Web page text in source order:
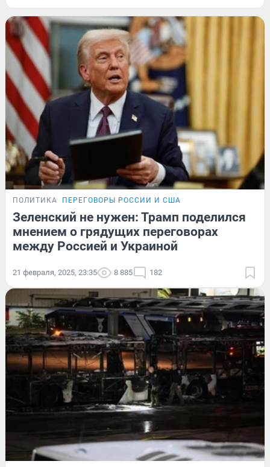
ПОЛИТИКА ПЕРЕГОВОРЫ РОССИИ И США
Зеленский не нужен: Трамп поделился
мнением о грядущих переговорах
между Россией и Украиной
21 февраля, 2025, 23:35 8 885 182